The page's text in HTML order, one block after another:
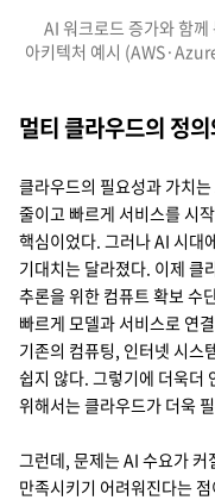
AI 워크로드 증가와 함
아키텍처 예시
멀티 클라우드의 정
클라우드의 필요성과 가치
줄이고 빠르게 서비스를 시
핵심이었다. 그러나 AI 시대
기대치는 달라졌다. 이제 클
추론을 위한 컴퓨트 확보 수
빠르게 모델과 서비스로 연
기존의 컴퓨팅, 인터넷 시스
쉽지 않다. 그렇기에 더욱더
위해서는 클라우드가 더욱
그런데, 문제는 AI 수요가
만족시키기 어려워진다는